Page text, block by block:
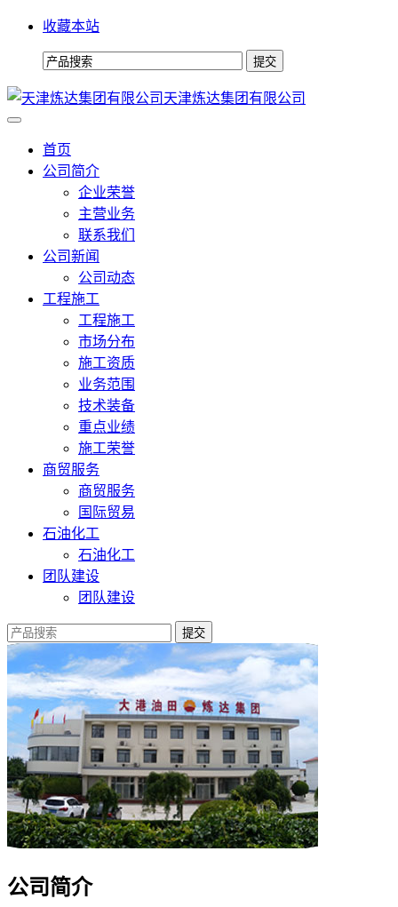
收藏本站
天津炼达集团有限公司
首页
公司简介
企业荣誉
主营业务
联系我们
公司新闻
公司动态
工程施工
工程施工
市场分布
施工资质
业务范围
技术装备
重点业绩
施工荣誉
商贸服务
商贸服务
国际贸易
石油化工
石油化工
团队建设
团队建设
提交
公司简介